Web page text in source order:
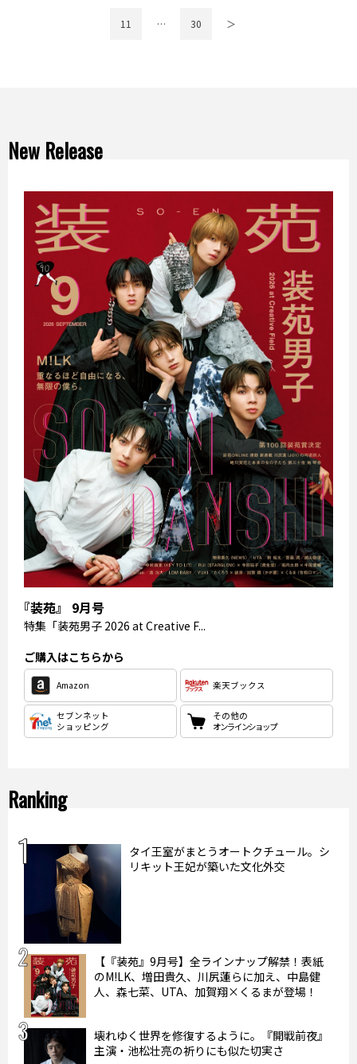
11 … 30 ＞
New Release
『装苑』 9月号
特集 「装苑男子 2026 at Creative F...
ご購入はこちらから
Amazon 楽天ブックス
セブンネット
ショッピング
その他の
オンラインショップ
Ranking
タイ王室がまとうオートクチュール。シ
リキット王妃が築いた文化外交
【『装苑』9月号】全ラインナップ解禁！表紙
のM!LK、増田貴久、川尻蓮らに加え、中島健
人、森七菜、UTA、加賀翔×くるまが登場！
壊れゆく世界を修復するように。『開戦前夜』
主演・池松壮亮の祈りにも似た切実さ